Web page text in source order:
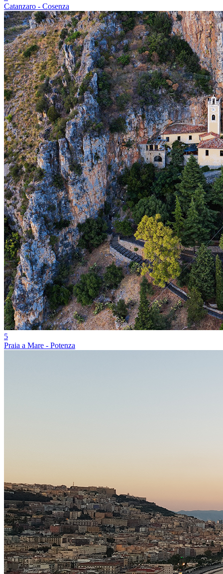
Catanzaro - Cosenza
5
Praia a Mare - Potenza